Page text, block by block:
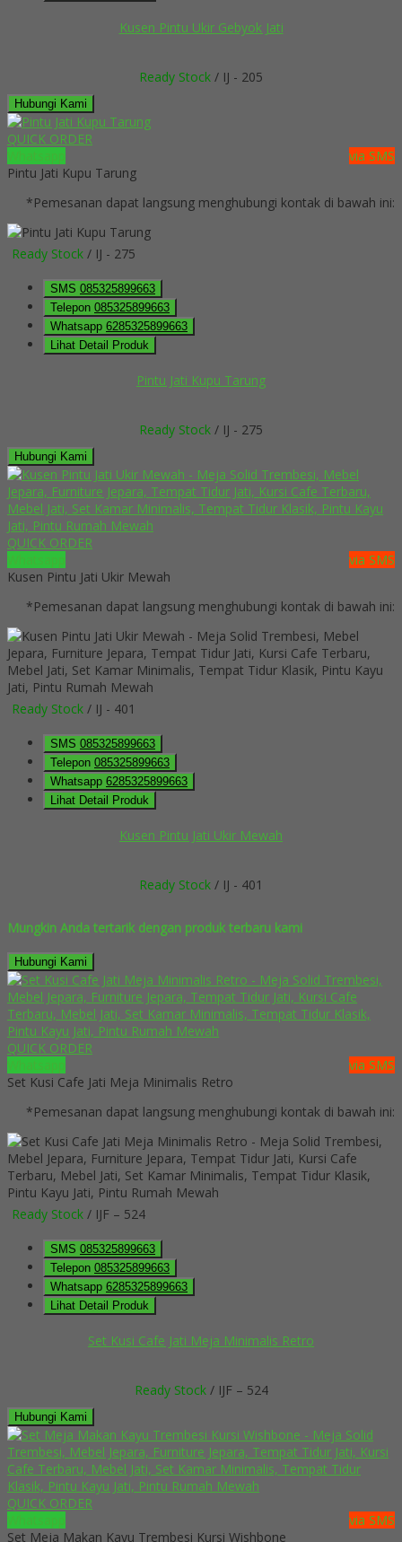
Kusen Pintu Ukir Gebyok Jati
Ready Stock / IJ - 205
Hubungi Kami
QUICK ORDER
via SMS
Pintu Jati Kupu Tarung
*Pemesanan dapat langsung menghubungi kontak di bawah ini:
Ready Stock / IJ - 275
SMS 085325899663
Telepon 085325899663
Whatsapp 6285325899663
Lihat Detail Produk
Pintu Jati Kupu Tarung
Ready Stock / IJ - 275
Hubungi Kami
QUICK ORDER
via SMS
Kusen Pintu Jati Ukir Mewah
*Pemesanan dapat langsung menghubungi kontak di bawah ini:
Ready Stock / IJ - 401
SMS 085325899663
Telepon 085325899663
Whatsapp 6285325899663
Lihat Detail Produk
Kusen Pintu Jati Ukir Mewah
Ready Stock / IJ - 401
Mungkin Anda tertarik dengan produk terbaru kami
Hubungi Kami
QUICK ORDER
via SMS
Set Kusi Cafe Jati Meja Minimalis Retro
*Pemesanan dapat langsung menghubungi kontak di bawah ini:
Ready Stock / IJF – 524
SMS 085325899663
Telepon 085325899663
Whatsapp 6285325899663
Lihat Detail Produk
Set Kusi Cafe Jati Meja Minimalis Retro
Ready Stock/ IJF – 524
Hubungi Kami
QUICK ORDER
via SMS
Set Meja Makan Kayu Trembesi Kursi Wishbone